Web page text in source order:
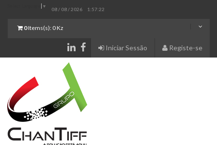
▼
08 / 08 / 2026 1:57:23
0Items(s): 0 Kz
Registe-se
Iniciar Sessão